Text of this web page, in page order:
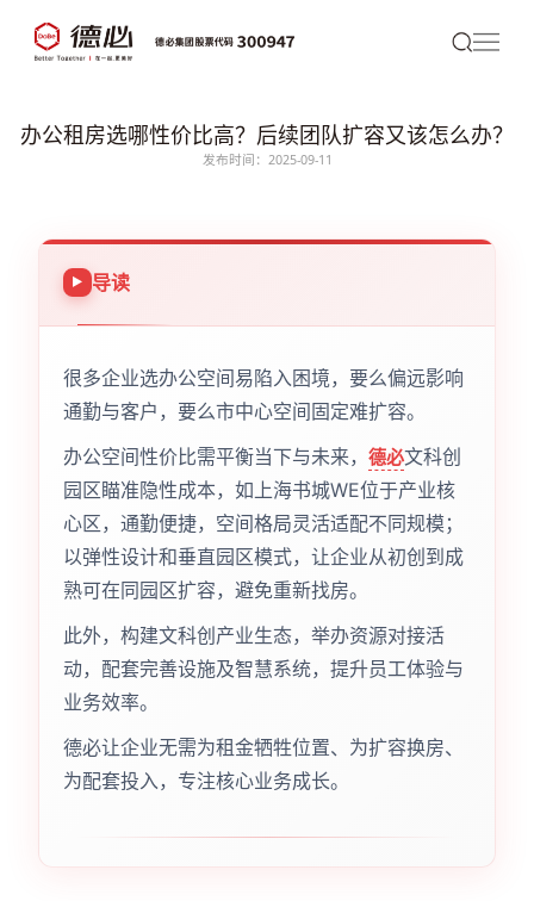
办公租房选哪性价比高？后续团队扩容又该怎么办？
发布时间：2025-09-11
导读
很多企业选办公空间易陷入困境，要么偏远影响
通勤与客户，要么市中心空间固定难扩容。
办公空间性价比需平衡当下与未来， 德必文科创
园区瞄准隐性成本，如上海书城WE位于产业核
心区，通勤便捷，空间格局灵活适配不同规模；
以弹性设计和垂直园区模式，让企业从初创到成
熟可在同园区扩容，避免重新找房。
此外，构建文科创产业生态，举办资源对接活
动，配套完善设施及智慧系统，提升员工体验与
业务效率。
德必让企业无需为租金牺牲位置、为扩容换房、
为配套投入，专注核心业务成长。